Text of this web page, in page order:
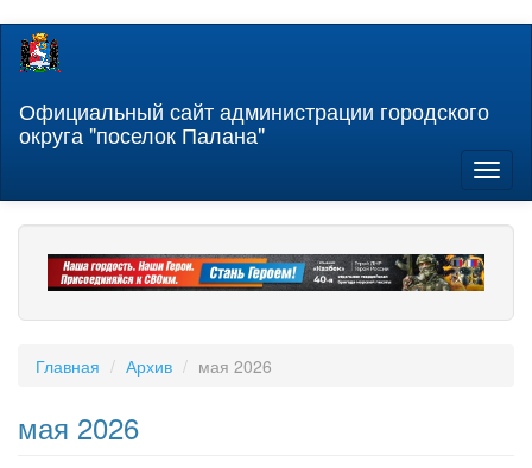
Перейти
содержанию
Официальный сайт администрации городского
округа "поселок Палана"
Главная Архив мая 2026
мая 2026